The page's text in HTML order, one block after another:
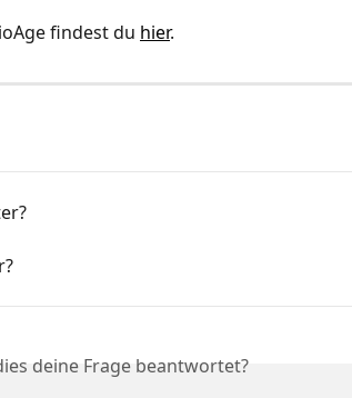
findest du hier.
deine Frage beantwortet?